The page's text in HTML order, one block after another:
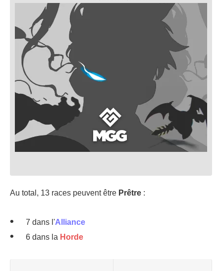
Au total, 13 races peuvent être Prêtre :
7 dans l'Alliance
6 dans la Horde